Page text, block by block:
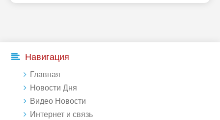
Навигация
Главная
Новости Дня
Видео Новости
Интернет и связь